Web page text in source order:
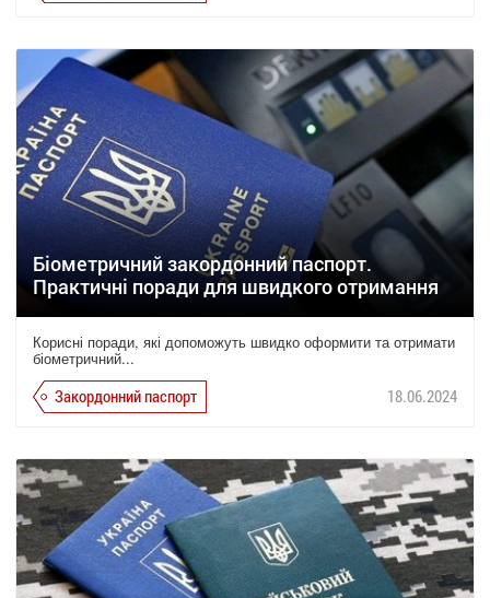
Біометричний закордонний паспорт.
Практичні поради для швидкого отримання
Корисні поради, які допоможуть швидко оформити та отримати
біометричний...
Закордонний паспорт 18.06.2024